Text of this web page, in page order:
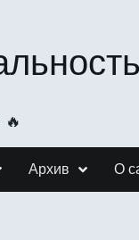
🔥
Архив О